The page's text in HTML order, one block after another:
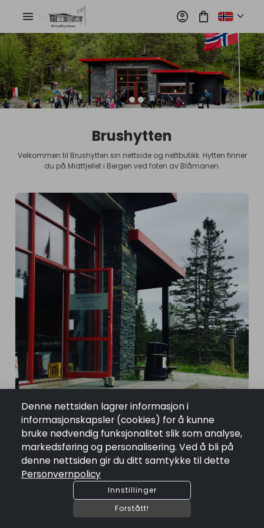
menu account_circle shopping_bag expand_more
Brushytten
Velkommen til Brushytten sin nettside og nettbutikk. Hytten finner
du på Midtfjellet i Bergen ved foten av Blåmanen.
Denne nettsiden lagrer informasjon i
informasjonskapsler (cookies) for å kunne
bruke nødvendig funksjonalitet slik som analyse,
markedsføring og personalisering. Ved å bli på
denne nettsiden gir du ditt samtykke til dette
Personvernpolicy
Innstillinger
Forstått!